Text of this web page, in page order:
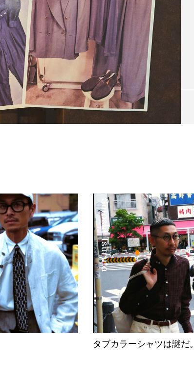
Satoshi Tsuruta
タブカラーシャツは謎だ。